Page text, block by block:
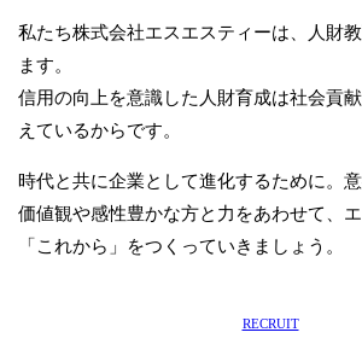
私たち株式会社エスエスティーは、人財
ます。
信用の向上を意識した人財育成は社会貢
えているからです。
時代と共に企業として進化するために。
価値観や感性豊かな方と力をあわせて、
「これから」をつくっていきましょう。
RECRUIT